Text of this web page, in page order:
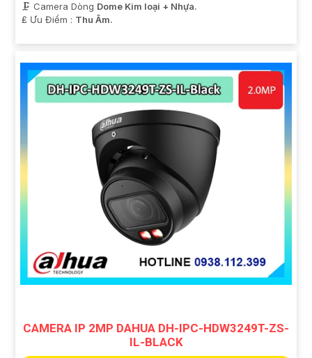
🗜️ Camera Dòng Dome Kim loại + Nhựa.
️₤ Ưu Điểm : Thu Âm.
CAMERA IP 2MP DAHUA DH-IPC-HDW3249T-ZS-
IL-BLACK